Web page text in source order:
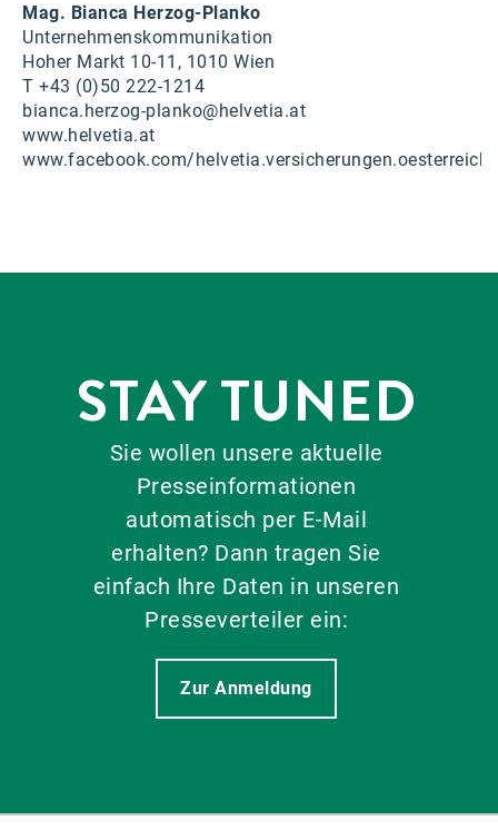
Mag. Bianca Herzog-Planko
Unternehmenskommunikation
Hoher Markt 10-11, 1010 Wien
T +43 (0)50 222-1214
bianca.herzog-planko@helvetia.at
www.helvetia.at
www.facebook.com/helvetia.versicherungen.oesterreich
STAY TUNED
Sie wollen unsere aktuelle
Presseinformationen
automatisch per E-Mail
erhalten? Dann tragen Sie
einfach Ihre Daten in unseren
Presseverteiler ein:
Zur Anmeldung